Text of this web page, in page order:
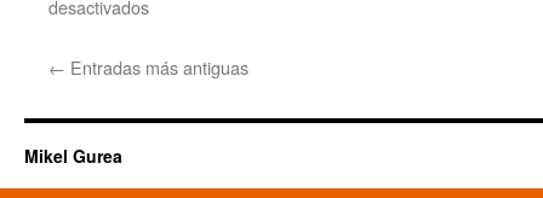
desactivadosen
pequeños
pieza
← Entradas más antiguas
Mikel Gurea